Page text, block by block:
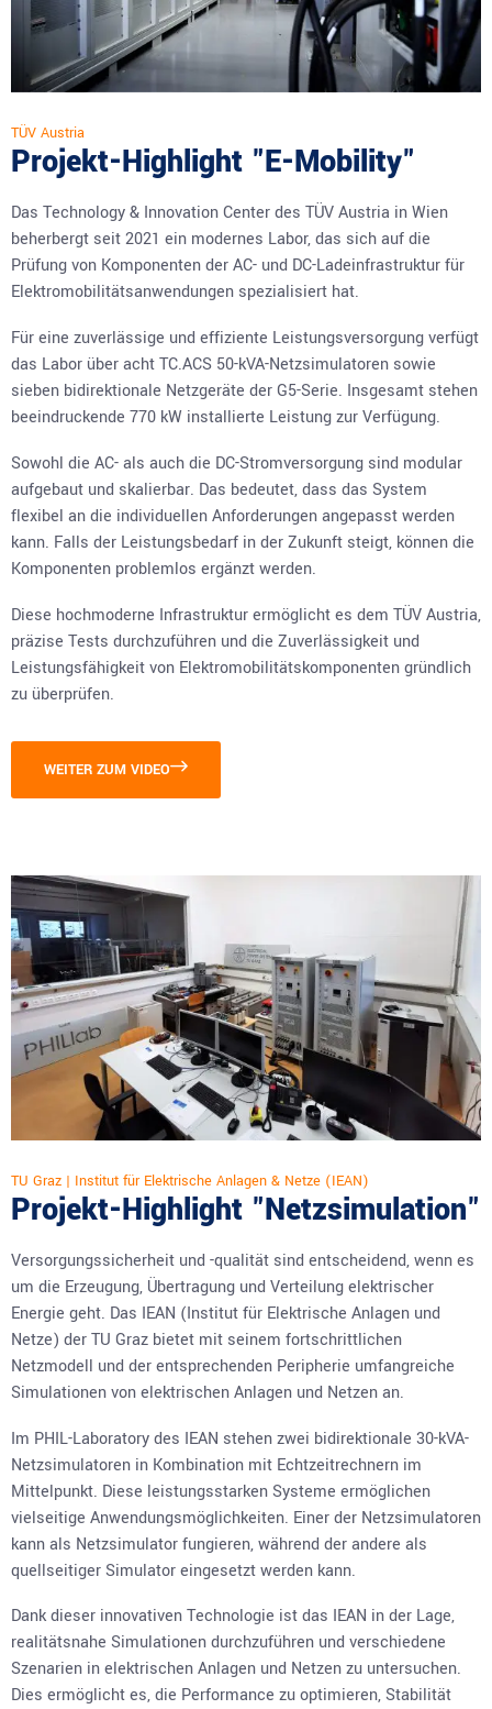
TÜV Austria
Projekt-Highlight "E-Mobility"
Das Technology & Innovation Center des TÜV Austria in Wien
beherbergt seit 2021 ein modernes Labor, das sich auf die
Prüfung von Komponenten der AC- und DC-Ladeinfrastruktur für
Elektromobilitätsanwendungen spezialisiert hat.
Für eine zuverlässige und effiziente Leistungsversorgung verfügt
das Labor über acht TC.ACS 50-kVA-Netzsimulatoren sowie
sieben bidirektionale Netzgeräte der G5-Serie. Insgesamt stehen
beeindruckende 770 kW installierte Leistung zur Verfügung.
Sowohl die AC- als auch die DC-Stromversorgung sind modular
aufgebaut und skalierbar. Das bedeutet, dass das System
flexibel an die individuellen Anforderungen angepasst werden
kann. Falls der Leistungsbedarf in der Zukunft steigt, können die
Komponenten problemlos ergänzt werden.
Diese hochmoderne Infrastruktur ermöglicht es dem TÜV Austria,
präzise Tests durchzuführen und die Zuverlässigkeit und
Leistungsfähigkeit von Elektromobilitätskomponenten gründlich
zu überprüfen.
WEITER ZUM VIDEO
TU Graz | Institut für Elektrische Anlagen & Netze (IEAN)
Projekt-Highlight "Netzsimulation"
Versorgungssicherheit und -qualität sind entscheidend, wenn es
um die Erzeugung, Übertragung und Verteilung elektrischer
Energie geht. Das IEAN (Institut für Elektrische Anlagen und
Netze) der TU Graz bietet mit seinem fortschrittlichen
Netzmodell und der entsprechenden Peripherie umfangreiche
Simulationen von elektrischen Anlagen und Netzen an.
Im PHIL-Laboratory des IEAN stehen zwei bidirektionale 30-kVA-
Netzsimulatoren in Kombination mit Echtzeitrechnern im
Mittelpunkt. Diese leistungsstarken Systeme ermöglichen
vielseitige Anwendungsmöglichkeiten. Einer der Netzsimulatoren
kann als Netzsimulator fungieren, während der andere als
quellseitiger Simulator eingesetzt werden kann.
Dank dieser innovativen Technologie ist das IEAN in der Lage,
realitätsnahe Simulationen durchzuführen und verschiedene
Szenarien in elektrischen Anlagen und Netzen zu untersuchen.
Dies ermöglicht es, die Performance zu optimieren, Stabilität